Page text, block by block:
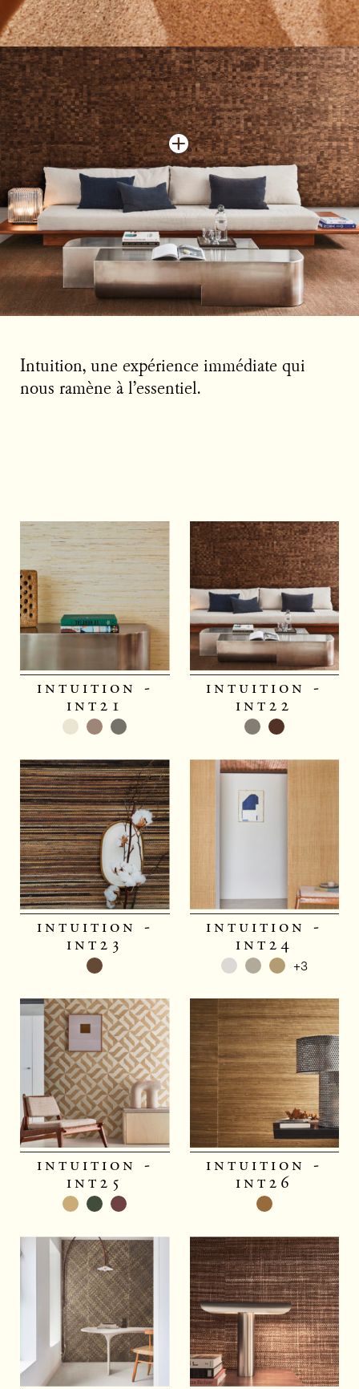
Intuition, une expérience immédiate qui
nous ramène à l’essentiel.
intuition -
int21
intuition -
int22
intuition -
int23
intuition -
int24
+3
intuition -
int25
intuition -
int26